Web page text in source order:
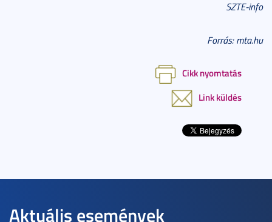
SZTE-info
Forrás: mta.hu
Cikk nyomtatás
Link küldés
Aktuális események